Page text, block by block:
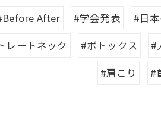
After #学会発表 #日
レートネック
#ボトックス #
#肩こり
#